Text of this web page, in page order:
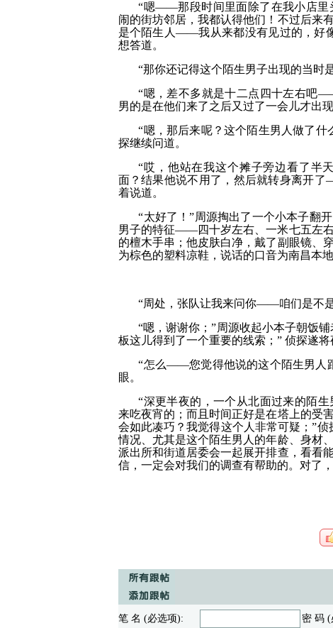
“嗯——那段时间里面除了在我小店里
闹的街坊邻居，我都认得他们！不过后来
是个陌生人——我从来都没有见过的，好
想答道。
“那你还记得这个陌生男子出现的当时
“嗯，差不多就是十二点四十左右吧
男的是在他们来了之后又过了一会儿才出
“嗯，那后来呢？这个陌生男人做了
探继续问道。
“哎，他站在我这个摊子旁边看了半
面？结果他说不用了，然后就转身离开
着说道。
“太好了！”周源掏出了一个小本子翻
男子的特征——四十岁左右、一米七五左
的檀木手串；他皮肤白净，戴了副眼镜、
为棕色的塑料凉鞋，说话的口音为南昌本地
“周处，张队让我来问你——咱们是不
“嗯，谢谢你；”周源收起小本子朝饭
板这儿得到了一个重要的线索；” 侦探遂
“怎么——您觉得他说的这个陌生男人
眼。
“深更半夜的，一个从北面过来的陌
来吃夜宵的；而且时间正好是在塔上的
会如此凑巧？我觉得这个人非常可疑；”
情况、尤其是这个陌生男人的年龄、身材
派出所和街道居委会一起展开排查，看
信，一定会对我们的调查有帮助的。对了
笔 名 (必选项): 密 码